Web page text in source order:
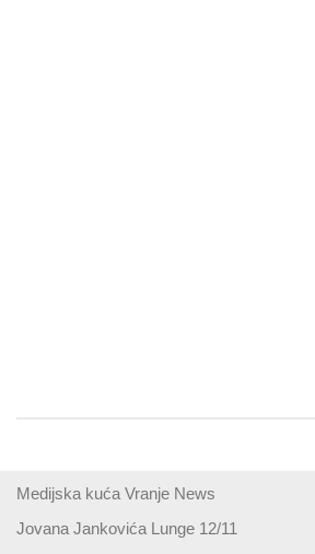
Medijska kuća Vranje News
Jovana Jankovića Lunge 12/11